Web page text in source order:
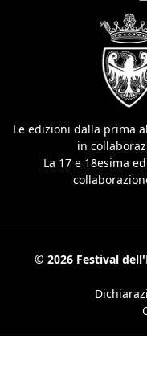
Le edizioni dalla prima
in
La 17 e 18esima
© 2026 Festival